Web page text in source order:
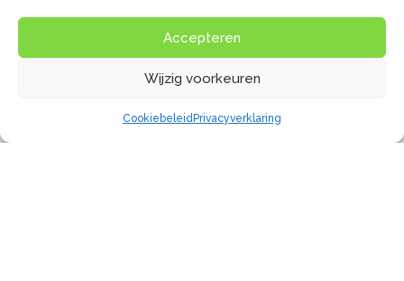
Accepteren
Wijzig voorkeuren
CookiebeleidPrivacyverklaring
1014 BMAmsterdam
+31 85 13 09 151